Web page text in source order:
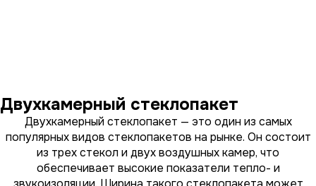
Двухкамерный стеклопакет
Двухкамерный стеклопакет — это один из самых
популярных видов стеклопакетов на рынке. Он состоит
из трех стекол и двух воздушных камер, что
обеспечивает высокие показатели тепло- и